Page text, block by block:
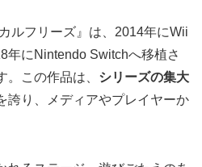
ルフリーズ』は、2014年にWii
年にNintendo Switchへ移植さ
この作品は、 シリーズの集大
誇り、メディアやプレイヤーか